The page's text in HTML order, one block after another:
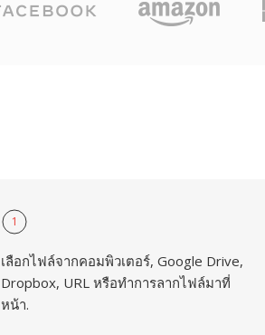
1
เลือกไฟล์จากคอมพิวเตอร์, Google Drive,
Dropbox, URL หรือทำการลากไฟล์มาที่
หน้า.